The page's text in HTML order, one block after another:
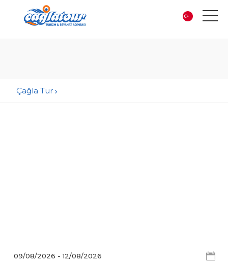
Çağla Tur